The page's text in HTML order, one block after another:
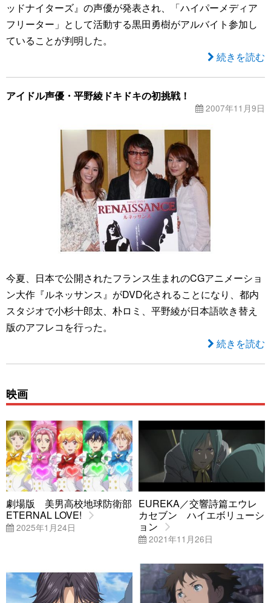
ッドナイターズ』の声優が発表され、「ハイパーメディア
フリーター」として活動する黒田勇樹がアルバイト参加し
ていることが判明した。
続きを読む
アイドル声優・平野綾ドキドキの初挑戦！
2007年11月9日
今夏、日本で公開されたフランス生まれのCGアニメーショ
ン大作『ルネッサンス』がDVD化されることになり、都内
スタジオで小杉十郎太、朴ロミ、平野綾が日本語吹き替え
版のアフレコを行った。
続きを読む
映画
劇場版 美男高校地球防衛部
ETERNAL LOVE!
2025年1月24日
EUREKA／交響詩篇エウレ
カセブン ハイエボリューシ
ョン
2021年11月26日